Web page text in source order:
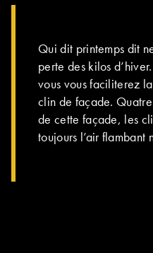
Qui dit printemps dit
perte des kilos
vous vous faciliterez
clin de façade.
de cette façade, les
toujours l’air flambant